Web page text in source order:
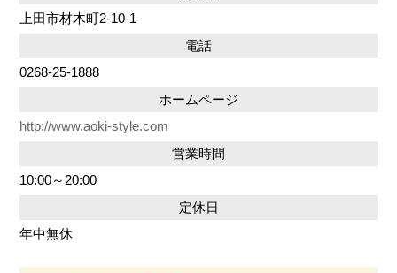
上田市材木町2-10-1
電話
0268-25-1888
ホームページ
http://www.aoki-style.com
営業時間
10:00～20:00
定休日
年中無休